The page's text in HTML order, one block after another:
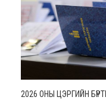
2026 ОНЫ ЦЭРГИЙН